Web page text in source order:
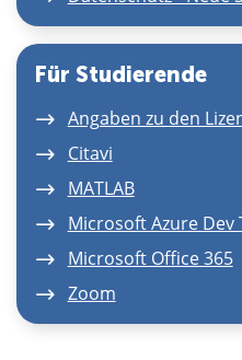
Für Studierende
Angaben zu den
Citavi
MATLAB
Microsoft Azure Dev
Microsoft Office 365
Zoom